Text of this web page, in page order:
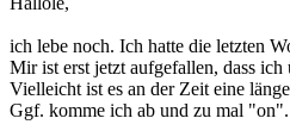
ich lebe noch. Ich hatte die letzten
Mir ist erst jetzt aufgefallen, dass
Vielleicht ist es an der Zeit eine
Ggf. komme ich ab und zu mal "on".